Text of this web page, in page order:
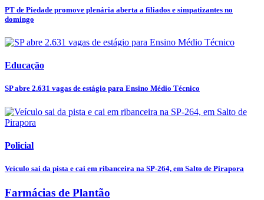
PT de Piedade promove plenária aberta a filiados e simpatizantes no
domingo
Educação
SP abre 2.631 vagas de estágio para Ensino Médio Técnico
Policial
Veículo sai da pista e cai em ribanceira na SP-264, em Salto de Pirapora
Farmácias de Plantão